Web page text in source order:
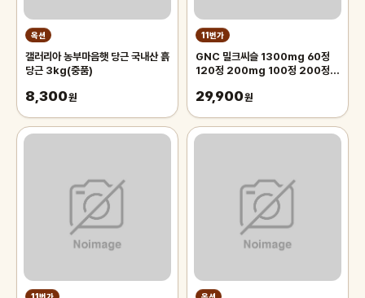
옥션
갤러리아 농부마음햇 당근 국내산 흙
당근 3kg(중품)
8,300원
11번가
GNC 밀크씨슬 1300mg 60정
120정 200mg 100정 200정
29,900원